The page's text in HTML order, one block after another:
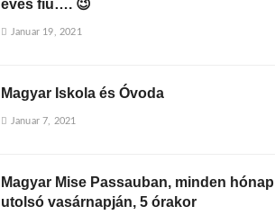
éves fiú…. 😉
Januar 19, 2021
Magyar Iskola és Óvoda
Januar 7, 2021
Magyar Mise Passauban, minden hónap
utolsó vasárnapján, 5 órakor